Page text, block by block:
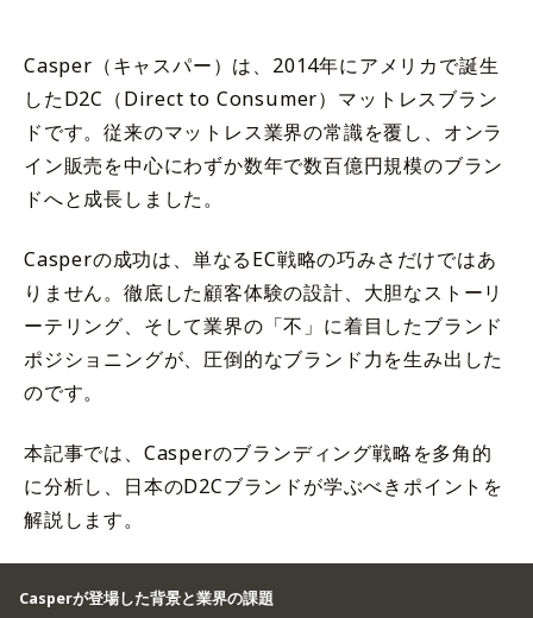
Casper（キャスパー）は、2014年にアメリカで誕生
したD2C（Direct to Consumer）マットレスブラン
ドです。従来のマットレス業界の常識を覆し、オンラ
イン販売を中心にわずか数年で数百億円規模のブラン
ドへと成長しました。
Casperの成功は、単なるEC戦略の巧みさだけではあ
りません。徹底した顧客体験の設計、大胆なストーリ
ーテリング、そして業界の「不」に着目したブランド
ポジショニングが、圧倒的なブランド力を生み出した
のです。
本記事では、Casperのブランディング戦略を多角的
に分析し、日本のD2Cブランドが学ぶべきポイントを
解説します。
Casperが登場した背景と業界の課題